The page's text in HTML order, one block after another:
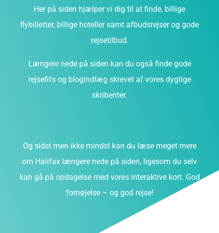
Her på siden hjælper vi dig til at finde, billige
flybilletter, billige hoteller samt afbudsrejser og gode
rejsetilbud.
Længere nede på siden kan du også finde gode
rejsefifs og blogindlæg skrevet af vores dygtige
skribenter.
Og sidst men ikke mindst kan du læse meget mere
om Halifax længere nede på siden, ligesom du selv
kan gå på opdagelse med vores interaktive kort. God
fornøjelse – og god rejse!